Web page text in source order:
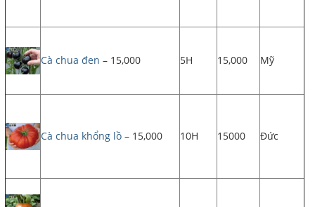
Cà chua đen – 15,000 5H 15,000 Mỹ
Cà chua khổng lồ – 15,000 10H 15000 Đức